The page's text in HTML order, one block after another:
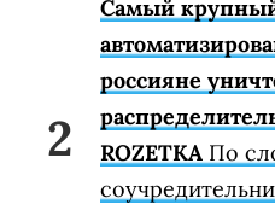
Самый
россияне
ROZETKA По